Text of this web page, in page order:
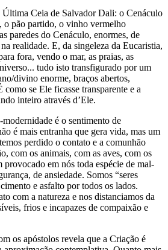
Última Ceia de Salvador Dali: o Cenáculo
o pão partido, o vinho vermelho
paredes do Cenáculo, enormes, de
realidade. E, da singeleza da Eucaristia,
fora, vendo o mar, as praias, as
tudo isto transfigurado por um
divino enorme, braços abertos,
se Ele ficasse transparente e a
inteiro através d’Ele.
é o sentimento de
é mais entranha que gera vida, mas um
perdido o contato e a comunhão
com os animais, com as aves, com os
provocado em nós toda espécie de mal-
de ansiedade. Somos “seres
e asfalto por todos os lados.
com a natureza e nos distanciamos da
frios e incapazes de compaixão e
os apóstolos revela que a Criação é